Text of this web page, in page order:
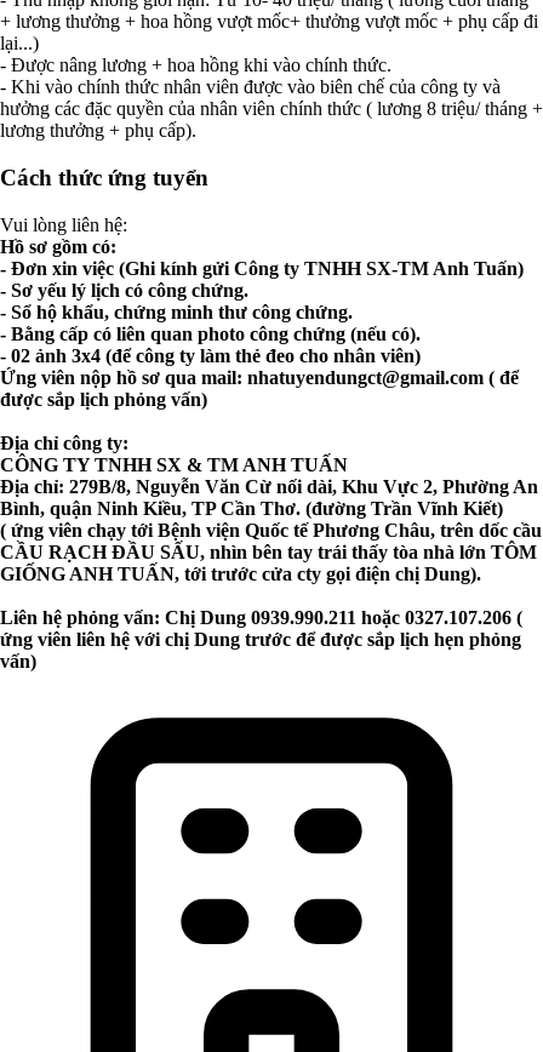
+ lương thưởng + hoa hồng vượt mốc+ thưởng vượt mốc + phụ cấp đi
lại...)
- Được nâng lương + hoa hồng khi vào chính thức.
- Khi vào chính thức nhân viên được vào biên chế của công ty và
hưởng các đặc quyền của nhân viên chính thức ( lương 8 triệu/ tháng +
lương thưởng + phụ cấp).
Cách thức ứng tuyển
Vui lòng liên hệ:
Hồ sơ gồm có:
- Đơn xin việc (Ghi kính gửi Công ty TNHH SX-TM Anh Tuấn)
- Sơ yếu lý lịch có công chứng.
- Sổ hộ khẩu, chứng minh thư công chứng.
- Bằng cấp có liên quan photo công chứng (nếu có).
- 02 ảnh 3x4 (để công ty làm thẻ đeo cho nhân viên)
Ứng viên nộp hồ sơ qua mail: nhatuyendungct@gmail.com ( để
được sắp lịch phỏng vấn)
Địa chỉ công ty:
CÔNG TY TNHH SX & TM ANH TUẤN
Địa chỉ: 279B/8, Nguyễn Văn Cừ nối dài, Khu Vực 2, Phường An
Bình, quận Ninh Kiều, TP Cần Thơ. (đường Trần Vĩnh Kiết)
( ứng viên chạy tới Bệnh viện Quốc tế Phương Châu, trên dốc cầu
CẦU RẠCH ĐẦU SẤU, nhìn bên tay trái thấy tòa nhà lớn TÔM
GIỐNG ANH TUẤN, tới trước cửa cty gọi điện chị Dung).
Liên hệ phỏng vấn: Chị Dung 0939.990.211 hoặc 0327.107.206 (
ứng viên liên hệ với chị Dung trước để được sắp lịch hẹn phỏng
vấn)